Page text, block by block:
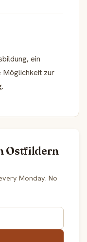
ein
Möglichkeit zur
Ostfildern
Monday. No